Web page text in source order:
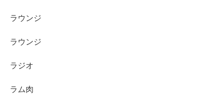
ラウンジ
ラウンジ
ラジオ
ラム肉